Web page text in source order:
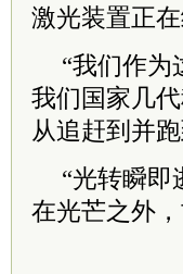
激光装置正
“我们作为
我们国家几
从追赶到并
“光转瞬即
在光芒之外